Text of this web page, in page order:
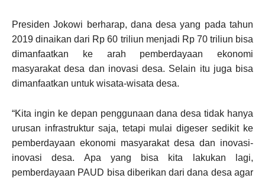
Presiden Jokowi berharap, dana desa yang pada tahun
2019 dinaikan dari Rp 60 triliun menjadi Rp 70 triliun bisa
dimanfaatkan ke arah pemberdayaan ekonomi
masyarakat desa dan inovasi desa. Selain itu juga bisa
dimanfaatkan untuk wisata-wisata desa.
“Kita ingin ke depan penggunaan dana desa tidak hanya
urusan infrastruktur saja, tetapi mulai digeser sedikit ke
pemberdayaan ekonomi masyarakat desa dan inovasi-
inovasi desa. Apa yang bisa kita lakukan lagi,
pemberdayaan PAUD bisa diberikan dari dana desa agar